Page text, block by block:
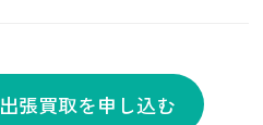
張買取を申し込む